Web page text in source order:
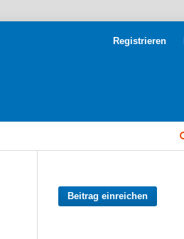
Registrieren
Beitrag einreichen